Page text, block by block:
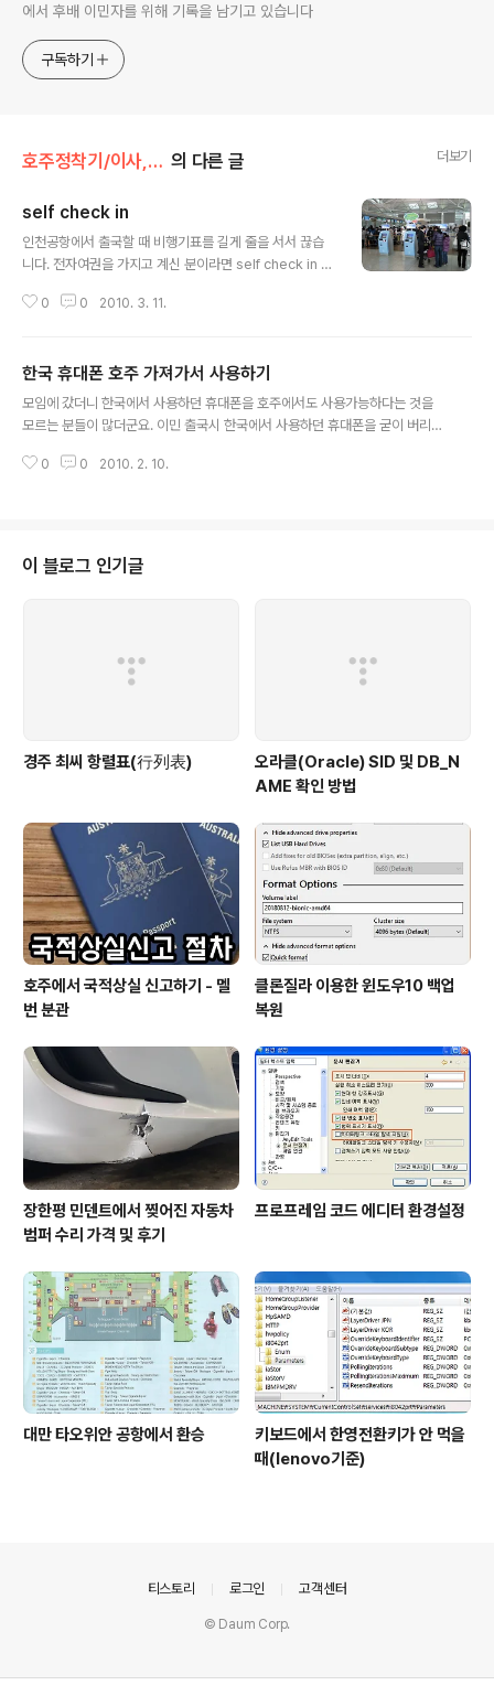
에서 후배 이민자를 위해 기록을 남기고 있습니다
구독하기
호주정착기/이사,출국 의 다른 글 더보기
self check in
인천공항에서 출국할 때 비행기표를 길게 줄을 서서 끊습
니다. 전자여권을 가지고 계신 분이라면 self check in 을
길게 줄을 서 있지만 self check in 키오스크에는 줄 서
그림으로 보면서 touch screen 으로 선택하기만 하면 됩
니다. 이렇게 탑승권을 발행한 다음에 짐은 별도로 마련되
어 있는 창구에서 부치면 됩니다. 사용하는 방법은 간단합
다음에 비행기좌석을 고르기만 하면 되니까요. 친절하게도
0 0 2010. 3. 11.
한국 휴대폰 호주 가져가서 사용하기
모임에 갔더니 한국에서 사용하던 휴대폰을 호주에서도 사용가능하다는 것을
모르는 분들이 많더군요. 이민 출국시 한국에서 사용하던 휴대폰을 굳이 버리지
다. 매직심이라는 것을 인터넷(옥션,인터파크,지마켓,11번가)에서 하나 구입해
은 도움이 됩니다. 호주에서 프리페이드 폰을 임시로 하나 구입해서 사용할 수
도 있으나 비용도 그렇고 영어로만 되어 있다보니 아무래도 좀 불편하거든요.
0 0 2010. 2. 10.
이 블로그 인기글
경주 최씨 항렬표(行列表)
오라클(Oracle) SID 및 DB_N
AME 확인 방법
호주에서 국적상실 신고하기 - 멜
번 분관
클론질라 이용한 윈도우10 백업
복원
장한평 민덴트에서 찢어진 자동차
범퍼 수리 가격 및 후기
프로프레임 코드 에디터 환경설정
대만 타오위안 공항에서 환승
키보드에서 한영전환키가 안 먹을
때(lenovo기준)
티스토리 로그인 고객센터
© Daum Corp.